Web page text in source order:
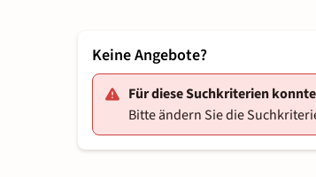
Keine Angebote?
Für diese Suchkriterien
Bitte ändern Sie die